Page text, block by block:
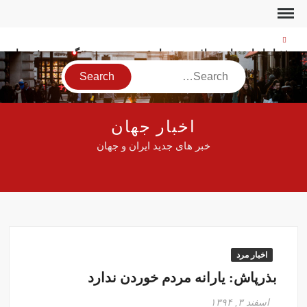
Skip
content
پیشنهاد ایران برای دریافت هزینه از عبور و مرور در تنگه هرمز خبرساز
شد
یک زن در تجمعات شبانه: کافه‌روها ما را مسخره می‌کنند!
شهادت سرباز وظیفه ارتش در مرز مریوان
اولین تصاویر از مراسم تشییع لیندسی گراهام در واشنگتن
آمار تازه وزارت بهداشت از جانباختگان جنگ اخیر
سنتکام خبر بسته شدن تنگه هرمز را رد کرد!
خبرنگار الجزیره: آغاز استفاده ایران از منابع مالی مسدود شده
Search
اخبار جهان
خبر های جدید ایران و جهان
اخبار مرد
بذرپاش: یارانه مردم خوردن ندارد
اسفند ۳, ۱۳۹۴